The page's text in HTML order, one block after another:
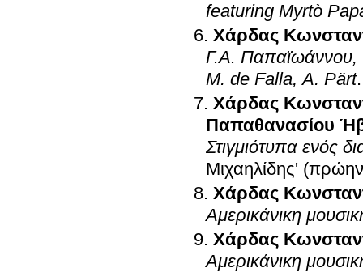
featuring Myrtò
Χάρδας
Γ.Α. Παπαϊωάννου,
M. de Falla, A. Pärt
Χάρδας
Παπαθανασίου
Στιγμιότυπα ενός
Μιχαηλίδης'
Χάρδας
Αμερικάνικη
Χάρδας
Αμερικάνικη